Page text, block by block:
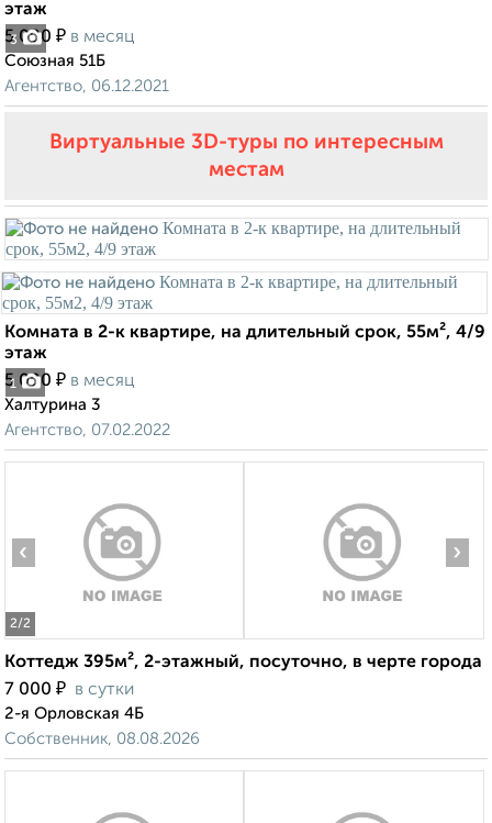
3
этаж
5 000 ₽ в месяц
Союзная 51Б
Агентство, 06.12.2021
Виртуальные 3D-туры по интересным
местам
1
Комната в 2-к квартире, на длительный срок, 55м², 4/9
этаж
5 000 ₽ в месяц
Халтурина 3
Агентство, 07.02.2022
2/2
‹ ›
Коттедж 395м², 2-этажный, посуточно, в черте города
7 000 ₽ в сутки
2-я Орловская 4Б
Собственник, 08.08.2026